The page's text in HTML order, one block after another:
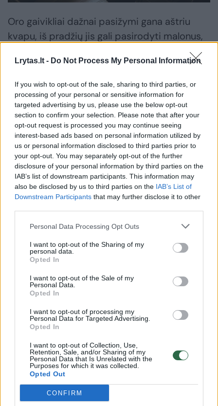
Lrytas.lt - Do Not Process My Personal Information
If you wish to opt-out of the sale, sharing to third parties, or
processing of your personal or sensitive information for
targeted advertising by us, please use the below opt-out
section to confirm your selection. Please note that after your
opt-out request is processed you may continue seeing
interest-based ads based on personal information utilized by
us or personal information disclosed to third parties prior to
your opt-out. You may separately opt-out of the further
disclosure of your personal information by third parties on the
IAB’s list of downstream participants. This information may
also be disclosed by us to third parties on the IAB’s List of
Downstream Participants that may further disclose it to other
Personal Data Processing Opt Outs
I want to opt-out of the Sharing of my
personal data.
Opted In
I want to opt-out of the Sale of my
Personal Data.
Opted In
I want to opt-out of processing my
Personal Data for Targeted Advertising.
Opted In
I want to opt-out of Collection, Use,
Retention, Sale, and/or Sharing of my
Personal Data that Is Unrelated with the
Purposes for which it was collected.
Opted Out
CONFIRM
Oro gaivikliai dažnai pasižymi gana aštriu
kvapu, iš pradžių jis gali pasirodyti malonus,
tačiau ilgiau sėdint automobilyje jis pradeda
varginti.
Po kurio laiko aštrus, nors ir iš pirmo žvilgsnio
malonus kvapas, gali pradėti kelti organizmo
apsauginę reakciją. Organizmas bando nuo to
apsisaugoti, todėl gali imti skaudėti galvą ar
pradėti tekėti nosis. Tai panašu į alerginę
reakciją.
Tuo pat metu sulėtėja kraujospūdis į galvos
kuriose galvos dalyse arba visos galvos
skausmas, kuris primena migreną.
Anot pranešimo, nuo tokio skausmo gali
nepadėti net nuskausminamieji vaistai,
tačiau pakanka tiesiog atsikratyti kvapo arba
išeiti į gryną orą ir netrukus skausmas turėtų
Dėl to mokslininkai ilgose kelionėse pataria
visai atsisakyti automobilių kvapų, ypač,
jeigu viename automobilyje važiuoja keletas